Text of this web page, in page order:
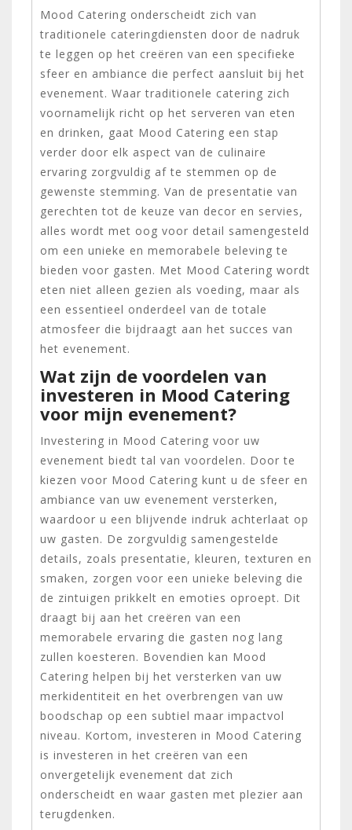
Mood Catering onderscheidt zich van
traditionele cateringdiensten door de nadruk
te leggen op het creëren van een specifieke
sfeer en ambiance die perfect aansluit bij het
evenement. Waar traditionele catering zich
voornamelijk richt op het serveren van eten
en drinken, gaat Mood Catering een stap
verder door elk aspect van de culinaire
ervaring zorgvuldig af te stemmen op de
gewenste stemming. Van de presentatie van
gerechten tot de keuze van decor en servies,
alles wordt met oog voor detail samengesteld
om een unieke en memorabele beleving te
bieden voor gasten. Met Mood Catering wordt
eten niet alleen gezien als voeding, maar als
een essentieel onderdeel van de totale
atmosfeer die bijdraagt aan het succes van
het evenement.
Wat zijn de voordelen van
investeren in Mood Catering
voor mijn evenement?
Investering in Mood Catering voor uw
evenement biedt tal van voordelen. Door te
kiezen voor Mood Catering kunt u de sfeer en
ambiance van uw evenement versterken,
waardoor u een blijvende indruk achterlaat op
uw gasten. De zorgvuldig samengestelde
details, zoals presentatie, kleuren, texturen en
smaken, zorgen voor een unieke beleving die
de zintuigen prikkelt en emoties oproept. Dit
draagt bij aan het creëren van een
memorabele ervaring die gasten nog lang
zullen koesteren. Bovendien kan Mood
Catering helpen bij het versterken van uw
merkidentiteit en het overbrengen van uw
boodschap op een subtiel maar impactvol
niveau. Kortom, investeren in Mood Catering
is investeren in het creëren van een
onvergetelijk evenement dat zich
onderscheidt en waar gasten met plezier aan
terugdenken.